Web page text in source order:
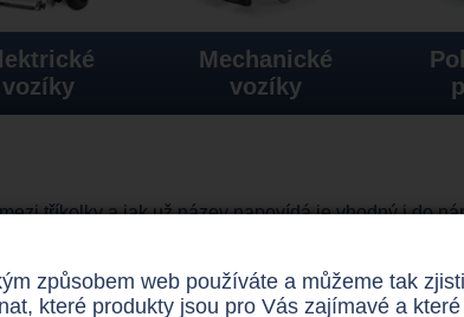
vozíky
Mechanické
vozíky
tříkolky a jak už název napovídá je vhodný i do
řadu
jsou velice oblíbení u uživatelů. Pokud tedy máte
Elektrický invalidní skútr MS Sportplus
způsobem web používáte a můžeme tak
které produkty jsou pro Vás zajímavé a